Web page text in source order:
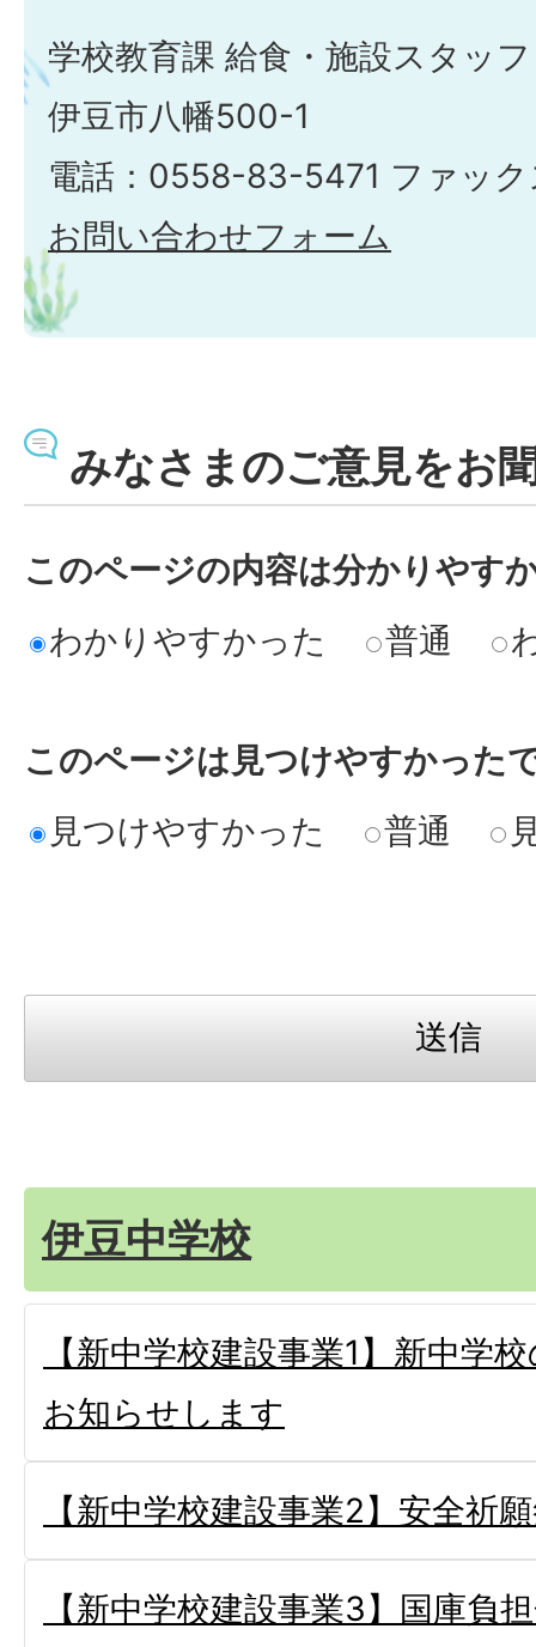
学校教育課 給食・施設スタッフ
伊豆市八幡500-1
電話：0558-83-5471 ファッ
お問い合わせフォーム
みなさまのご意見をお
このページの内容は分かりやす
わかりやすかった
普通
このページは見つけやすかった
見つけやすかった
普通
伊豆中学校
【新中学校建設事業1】新中学
お知らせします
【新中学校建設事業2】安全祈
【新中学校建設事業3】国庫負